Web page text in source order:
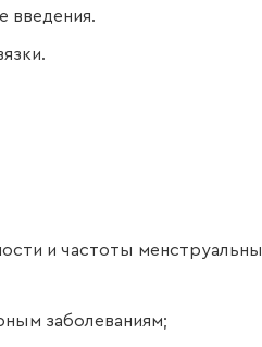
введения.
и частоты
заболеваниям;